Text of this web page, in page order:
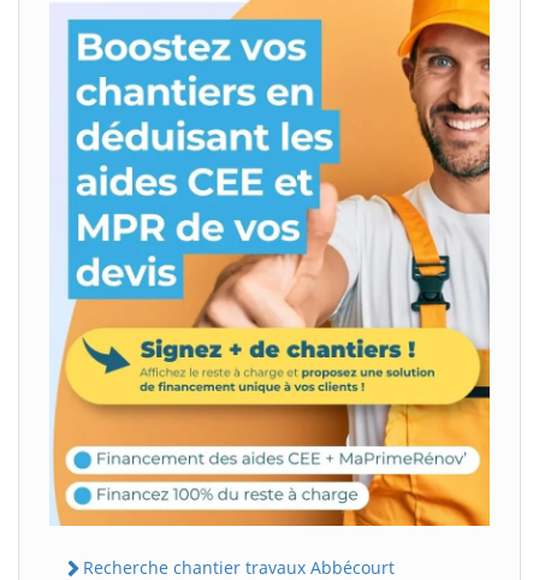
Recherche chantier travaux Abbécourt